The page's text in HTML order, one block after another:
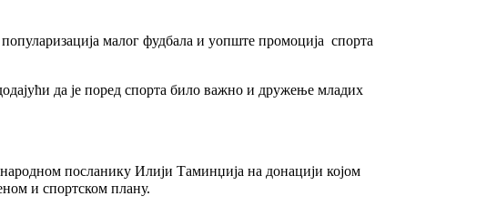
малог фудбала и уопште промоција спорта
да је поред спорта било важно и дружење младих
посланику Илији Таминџија на донацији којом
и спортском плану.